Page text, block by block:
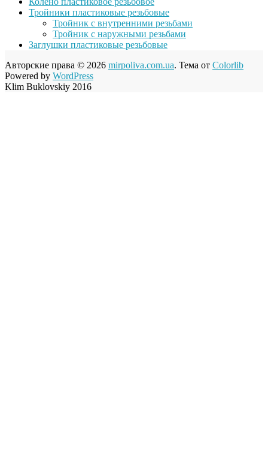
Тройники пластиковые резьбовые
Тройник с внутренними резьбами
Тройник с наружными резьбами
Заглушки пластиковые резьбовые
Авторские права © 2026 mirpoliva.com.ua. Тема от Colorlib
Powered by WordPress
Klim Buklovskiy 2016